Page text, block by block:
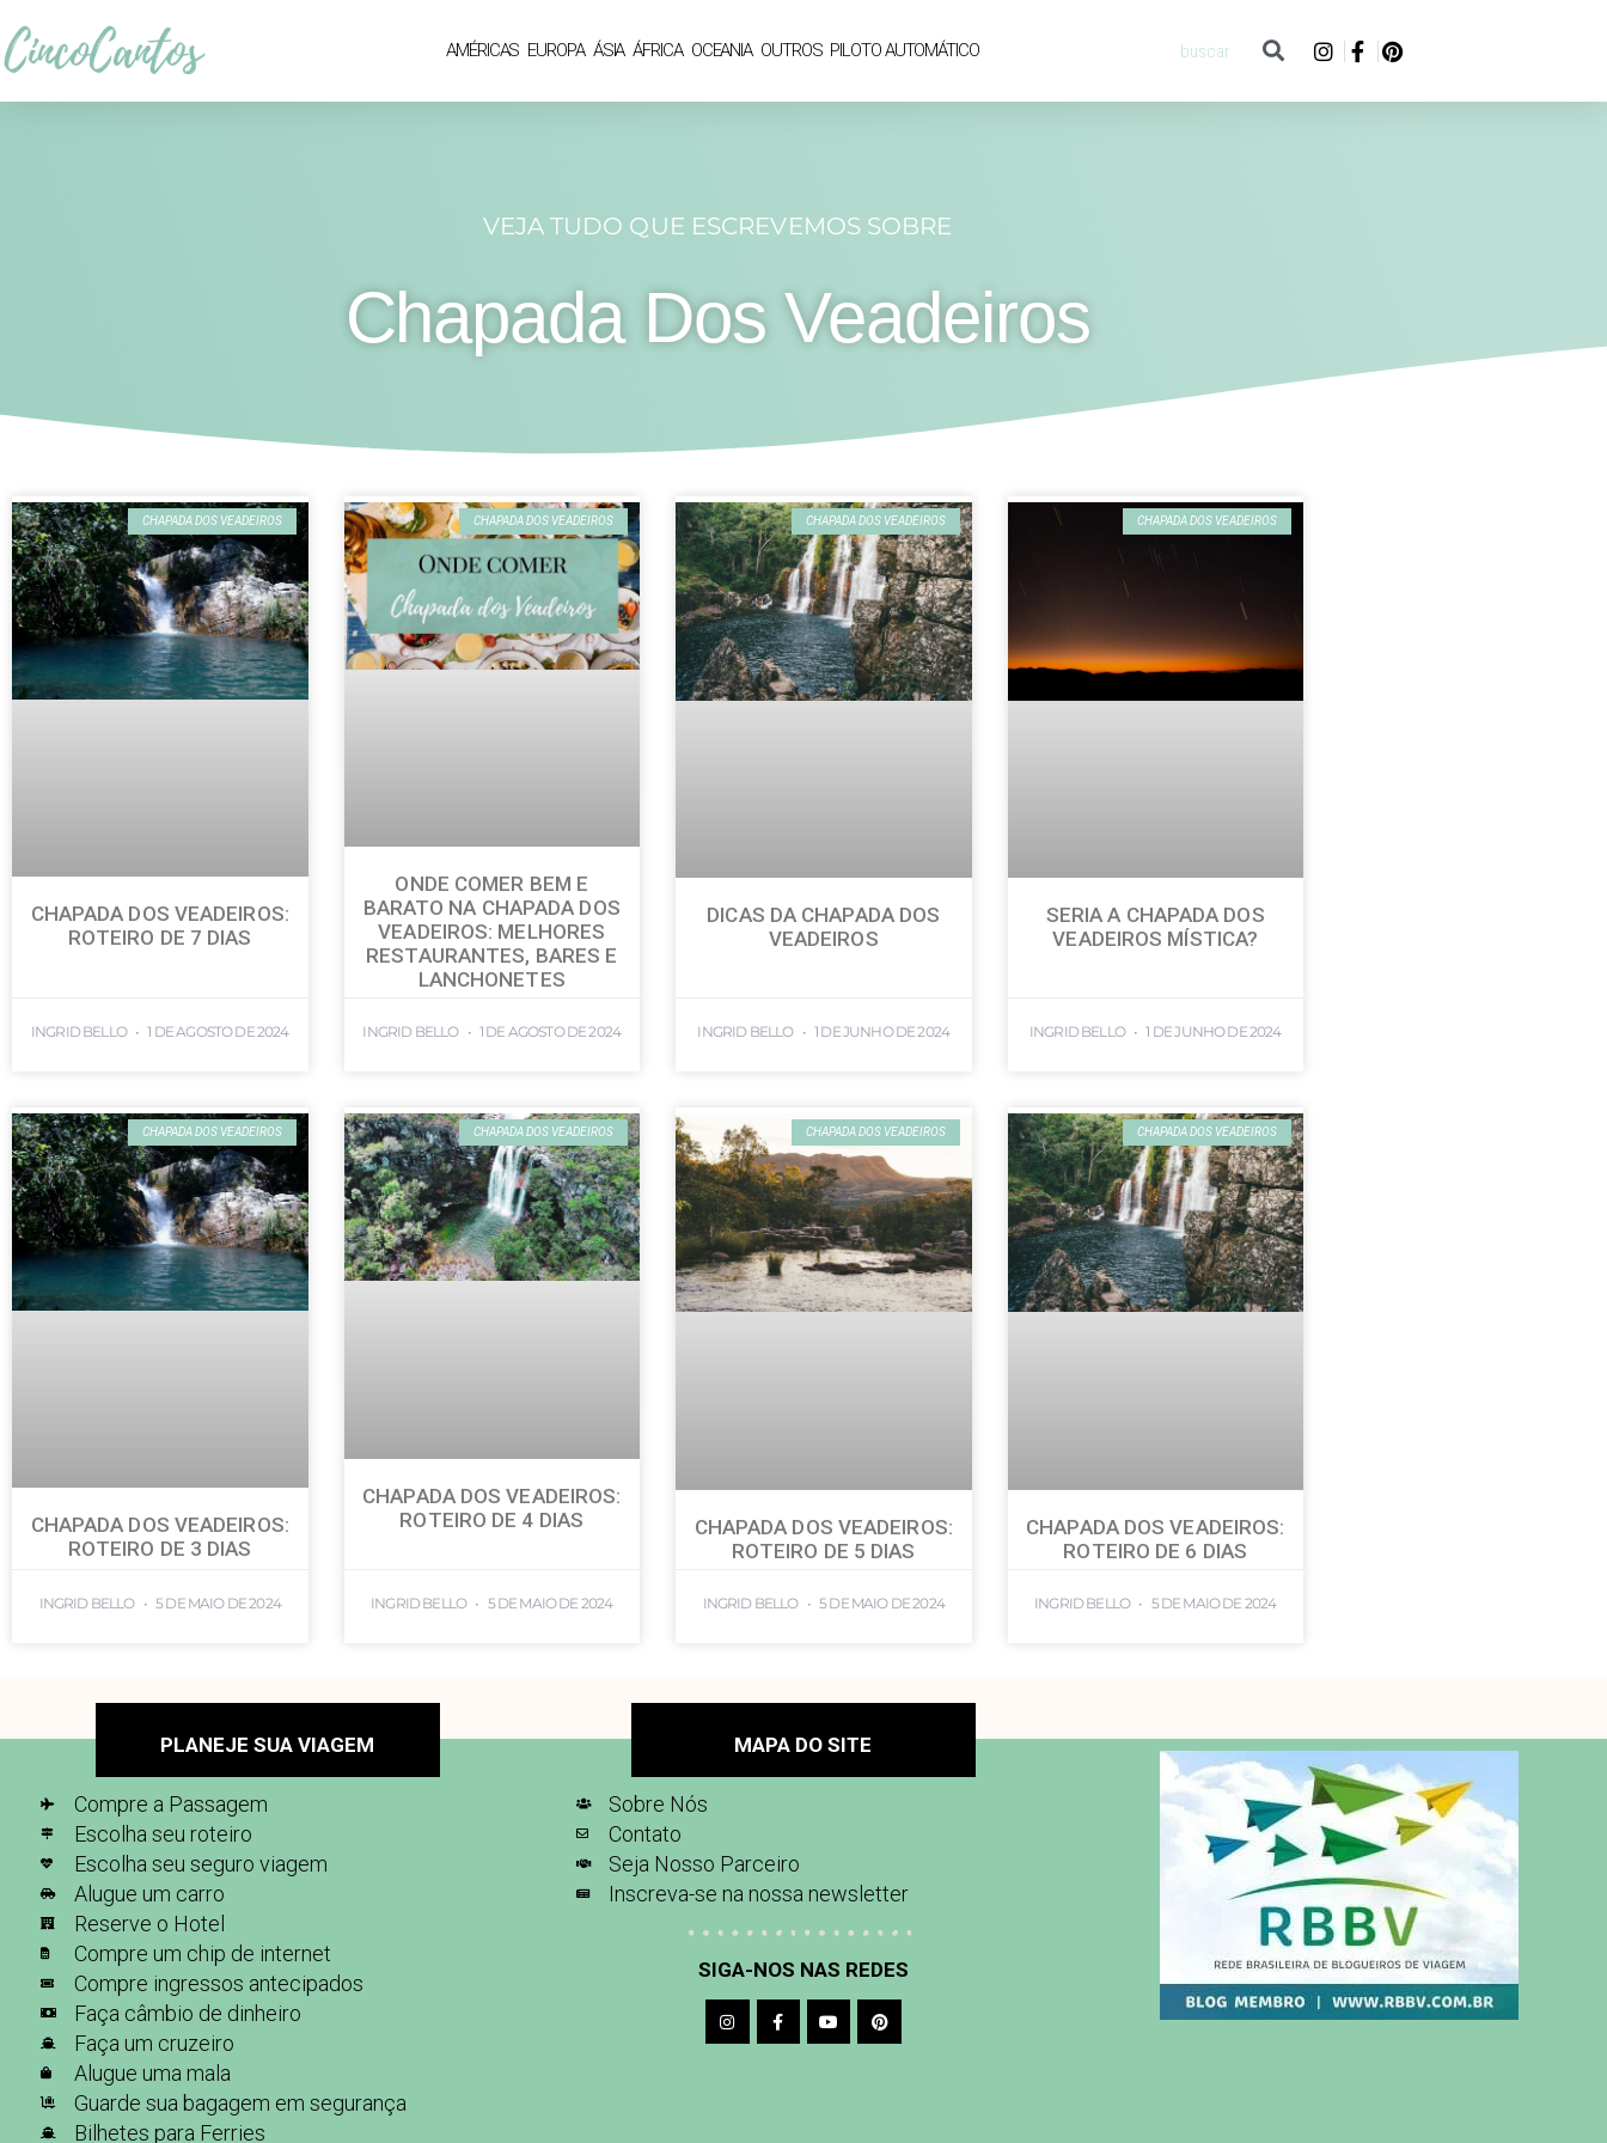
AMÉRICAS EUROPA ÁSIA ÁFRICA OCEANIA OUTROS PILOTO AUTOMÁTICO
VEJA TUDO QUE ESCREVEMOS SOBRE
Chapada Dos Veadeiros
CHAPADA DOS VEADEIROS
CHAPADA DOS VEADEIROS:
ROTEIRO DE 7 DIAS
INGRID BELLO 1 DE AGOSTO DE 2024
CHAPADA DOS VEADEIROS
ONDE COMER BEM E
BARATO NA CHAPADA DOS
VEADEIROS: MELHORES
RESTAURANTES, BARES E
LANCHONETES
INGRID BELLO 1 DE AGOSTO DE 2024
CHAPADA DOS VEADEIROS
DICAS DA CHAPADA DOS
VEADEIROS
INGRID BELLO 1 DE JUNHO DE 2024
CHAPADA DOS VEADEIROS
SERIA A CHAPADA DOS
VEADEIROS MÍSTICA?
INGRID BELLO 1 DE JUNHO DE 2024
CHAPADA DOS VEADEIROS
CHAPADA DOS VEADEIROS:
ROTEIRO DE 3 DIAS
INGRID BELLO 5 DE MAIO DE 2024
CHAPADA DOS VEADEIROS
CHAPADA DOS VEADEIROS:
ROTEIRO DE 4 DIAS
INGRID BELLO 5 DE MAIO DE 2024
CHAPADA DOS VEADEIROS
CHAPADA DOS VEADEIROS:
ROTEIRO DE 5 DIAS
INGRID BELLO 5 DE MAIO DE 2024
CHAPADA DOS VEADEIROS
CHAPADA DOS VEADEIROS:
ROTEIRO DE 6 DIAS
INGRID BELLO 5 DE MAIO DE 2024
PLANEJE SUA VIAGEM
Compre a Passagem
Escolha seu roteiro
Escolha seu seguro viagem
Alugue um carro
Reserve o Hotel
Compre um chip de internet
Compre ingressos antecipados
Faça câmbio de dinheiro
Faça um cruzeiro
Alugue uma mala
Guarde sua bagagem em segurança
Bilhetes para Ferries
MAPA DO SITE
Sobre Nós
Contato
Seja Nosso Parceiro
Inscreva-se na nossa newsletter
SIGA-NOS NAS REDES